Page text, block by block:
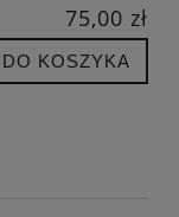
75,00 zł
DO KOSZYKA